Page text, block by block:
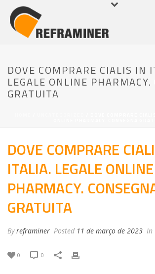
DOVE COMPRARE CIALIS IN
LEGALE ONLINE PHARMACY.
GRATUITA
DOVE COMPRARE
ITALIA. LEGALE ONLINE
PHARMACY.
GRATUITA
Byreframiner Posted 11 de março de 2023 In
0 0